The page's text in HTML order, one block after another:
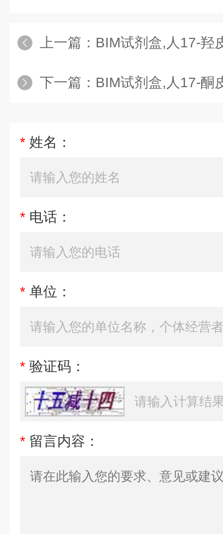
上一篇： BIM试剂盒,人17-羟皮质类固
下一篇： BIM试剂盒,人17-酮皮质类固
* 姓名：
* 电话：
* 单位：
* 验证码：
* 留言内容：